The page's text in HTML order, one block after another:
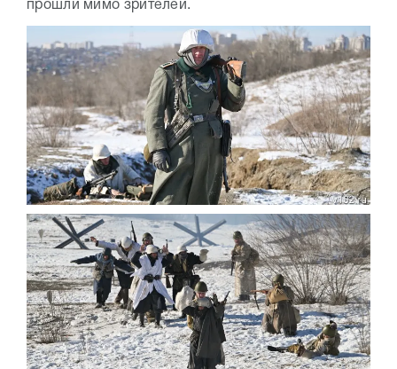
прошли мимо зрителей.